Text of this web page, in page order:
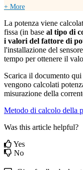
+ More
La potenza viene
fissa (in base al tipo di
i valori del fattore di
l'installazione del
tempo per ottenere il
Scarica il documento
vengono calcolati
misurazione della
Metodo di calcolo della
Was this article helpful?
Yes
No